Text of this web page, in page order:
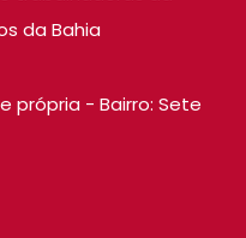
da Bahia
própria - Bairro: Sete